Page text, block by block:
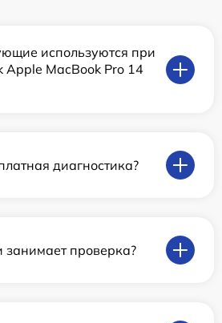
используются при
Apple MacBook Pro 14
диагностика?
занимает проверка?